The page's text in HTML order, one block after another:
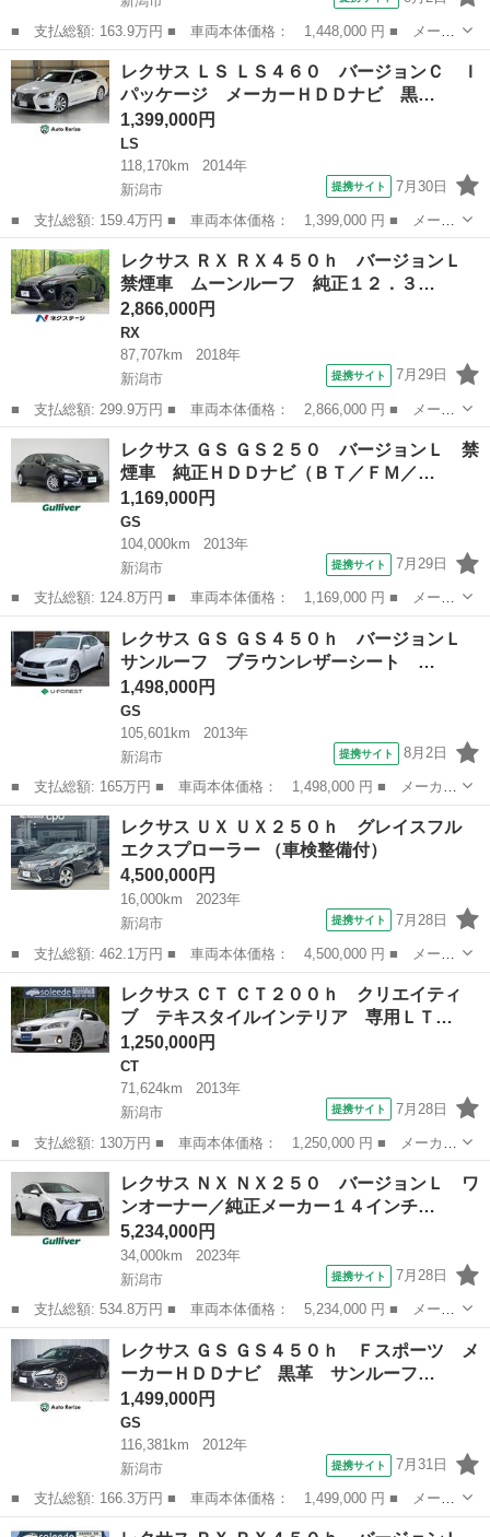
■ 支払総額: 163.9万円 ■ 車両本体価格： 1,448,000 円 ■ メーカ
ー名： レクサス ■ 車種名： ＮＸ ■ グレード名： ＮＸ３００
ｈ Ｉパッケージ 革シート 禁煙車 純正ナビ フルセグＴＶ 全
周囲カメ...
新潟 新潟市 レクサス
レクサス ＬＳ ＬＳ４６０ バージョンＣ Ｉ
パッケージ メーカーＨＤＤナビ 黒…
1,399,000円
LS
118,170km
2014年
新潟市
提携サイト 7月30日
■ 支払総額: 159.4万円 ■ 車両本体価格： 1,399,000 円 ■ メーカ
ー名： レクサス ■ 車種名： ＬＳ ■ グレード名： ＬＳ４６
０ バージョンＣ Ｉパッケージ メーカーＨＤＤナビ 黒革 サン
ルーフ Ｐ...
新潟 新潟市 LS
レクサス ＲＸ ＲＸ４５０ｈ バージョンＬ
禁煙車 ムーンルーフ 純正１２．３…
2,866,000円
RX
87,707km
2018年
新潟市
提携サイト 7月29日
■ 支払総額: 299.9万円 ■ 車両本体価格： 2,866,000 円 ■ メーカ
ー名： レクサス ■ 車種名： ＲＸ ■ グレード名： ＲＸ４５０
ｈ バージョンＬ 禁煙車 ムーンルーフ 純正１２．３型ナビ バ
ックカメ...
新潟 新潟市 RX
レクサス ＧＳ ＧＳ２５０ バージョンＬ 禁
煙車 純正ＨＤＤナビ（ＢＴ／ＦＭ／…
1,169,000円
GS
104,000km
2013年
新潟市
提携サイト 7月29日
■ 支払総額: 124.8万円 ■ 車両本体価格： 1,169,000 円 ■ メーカ
ー名： レクサス ■ 車種名： ＧＳ ■ グレード名： ＧＳ２５
０ バージョンＬ 禁煙車 純正ＨＤＤナビ（ＢＴ／ＦＭ／ＡＭ／フ
ルセグＴＶ...
新潟 新潟市 GS
レクサス ＧＳ ＧＳ４５０ｈ バージョンＬ
サンルーフ ブラウンレザーシート …
1,498,000円
GS
105,601km
2013年
新潟市
提携サイト 8月2日
■ 支払総額: 165万円 ■ 車両本体価格： 1,498,000 円 ■ メーカー
名： レクサス ■ 車種名： ＧＳ ■ グレード名： ＧＳ４５０
ｈ バージョンＬ サンルーフ ブラウンレザーシート 後席シート
ヒーター マ...
新潟 新潟市 GS
レクサス ＵＸ ＵＸ２５０ｈ グレイスフル
エクスプローラー （車検整備付）
4,500,000円
16,000km
2023年
新潟市
提携サイト 7月28日
■ 支払総額: 462.1万円 ■ 車両本体価格： 4,500,000 円 ■ メーカ
ー名： レクサス ■ 車種名： ＵＸ ■ グレード名： ＵＸ２５０
ｈ グレイスフル エクスプローラー ■ 排気量： 2000cc ■ ド...
新潟 新潟市 レクサス
レクサス ＣＴ ＣＴ２００ｈ クリエイティ
ブ テキスタイルインテリア 専用ＬＴ…
1,250,000円
CT
71,624km
2013年
新潟市
提携サイト 7月28日
■ 支払総額: 130万円 ■ 車両本体価格： 1,250,000 円 ■ メーカー
名： レクサス ■ 車種名： ＣＴ ■ グレード名： ＣＴ２００
ｈ クリエイティブ テキスタイルインテリア 専用ＬＴｅｘブルー
ステッチシー...
新潟 新潟市 CT
レクサス ＮＸ ＮＸ２５０ バージョンＬ ワ
ンオーナー／純正メーカー１４インチ…
5,234,000円
34,000km
2023年
新潟市
提携サイト 7月28日
■ 支払総額: 534.8万円 ■ 車両本体価格： 5,234,000 円 ■ メーカ
ー名： レクサス ■ 車種名： ＮＸ ■ グレード名： ＮＸ２５
０ バージョンＬ ワンオーナー／純正メーカー１４インチナビ／パ
ノラマルー...
新潟 新潟市 レクサス
レクサス ＧＳ ＧＳ４５０ｈ Ｆスポーツ メ
ーカーＨＤＤナビ 黒革 サンルーフ…
1,499,000円
GS
116,381km
2012年
新潟市
提携サイト 7月31日
■ 支払総額: 166.3万円 ■ 車両本体価格： 1,499,000 円 ■ メーカ
ー名： レクサス ■ 車種名： ＧＳ ■ グレード名： ＧＳ４５０
新潟 新潟市 GS